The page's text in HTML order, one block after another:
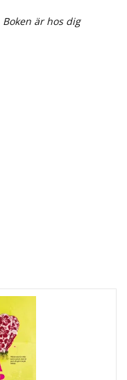
Boken är hos dig